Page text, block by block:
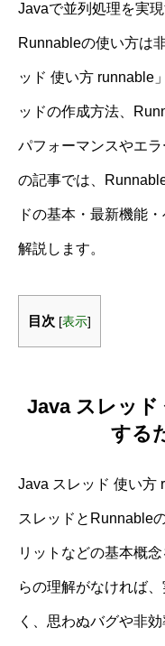
Javaで並列処理を実
Runnableの使い方は
ッド 使い方 runnable
ッドの作成方法、
パフォーマンスやエ
の記事では、
ドの基本・最新機能
解説します。
目次 [表示]
Java スレッド
する
Java スレッド 使い方
スレッドとRunnable
リットなどの基本概
らの理解がなければ
く、思わぬバグや非